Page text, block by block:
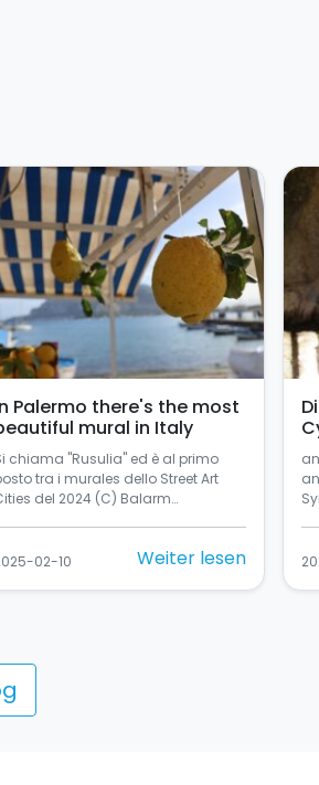
Palermo there's the most
mural in Italy
chiama "Rusulia" ed è al primo
tra i murales dello Street Art
del 2024 (C) Balarm…
02-10 Weiter lesen